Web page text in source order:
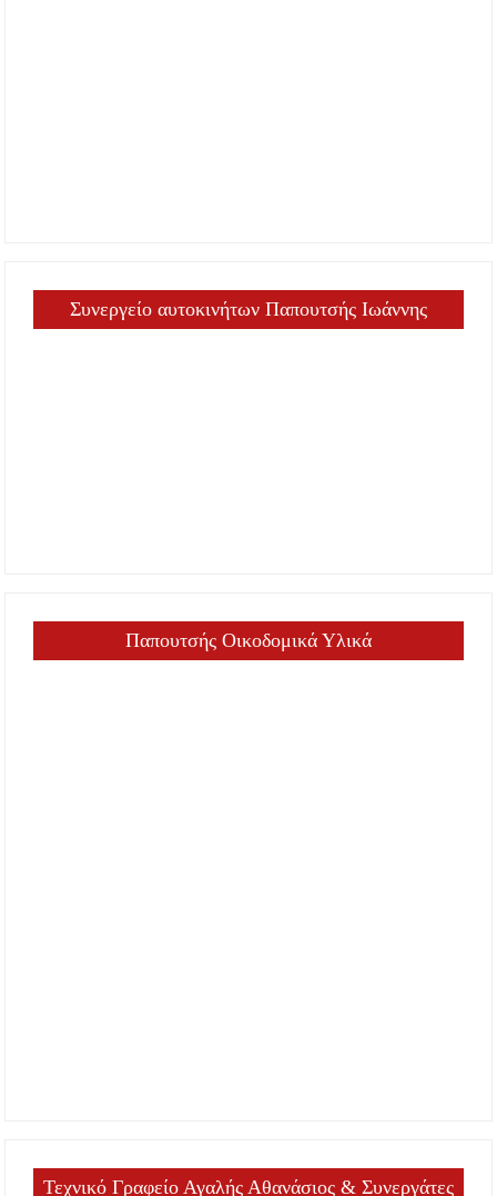
Συνεργείο αυτοκινήτων Παπουτσής Ιωάννης
Παπουτσής Οικοδομικά Υλικά
Τεχνικό Γραφείο Αγαλής Αθανάσιος & Συνεργάτες